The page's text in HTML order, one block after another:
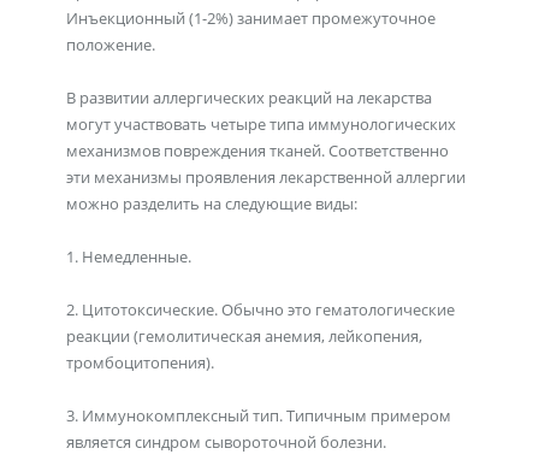
Инъекционный (1-2%) занимает промежуточное
положение.
В развитии аллергических реакций на лекарства
могут участвовать четыре типа иммунологических
механизмов повреждения тканей. Соответственно
эти механизмы проявления лекарственной аллергии
можно разделить на следующие виды:
1. Немедленные.
2. Цитотоксические. Обычно это гематологические
реакции (гемолитическая анемия, лейкопения,
тромбоцитопения).
3. Иммунокомплексный тип. Типичным примером
является синдром сывороточной болезни.